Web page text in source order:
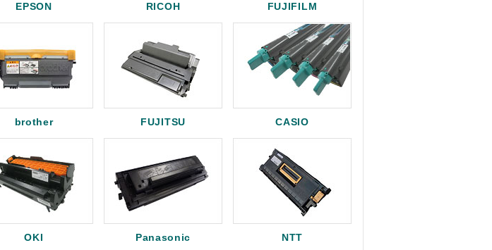
EPSON RICOH FUJIFILM
brother FUJITSU CASIO
OKI Panasonic NTT